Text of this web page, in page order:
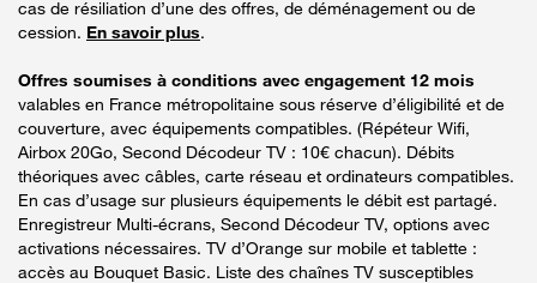
cas de résiliation d’une des offres, de déménagement ou de
cession. En savoir plus.
Offres soumises à conditions avec engagement 12 mois
valables en France métropolitaine sous réserve d’éligibilité et de
couverture, avec équipements compatibles. (Répéteur Wifi,
Airbox 20Go, Second Décodeur TV : 10€ chacun). Débits
théoriques avec câbles, carte réseau et ordinateurs compatibles.
En cas d’usage sur plusieurs équipements le débit est partagé.
Enregistreur Multi-écrans, Second Décodeur TV, options avec
activations nécessaires. TV d’Orange sur mobile et tablette :
accès au Bouquet Basic. Liste des chaînes TV susceptibles